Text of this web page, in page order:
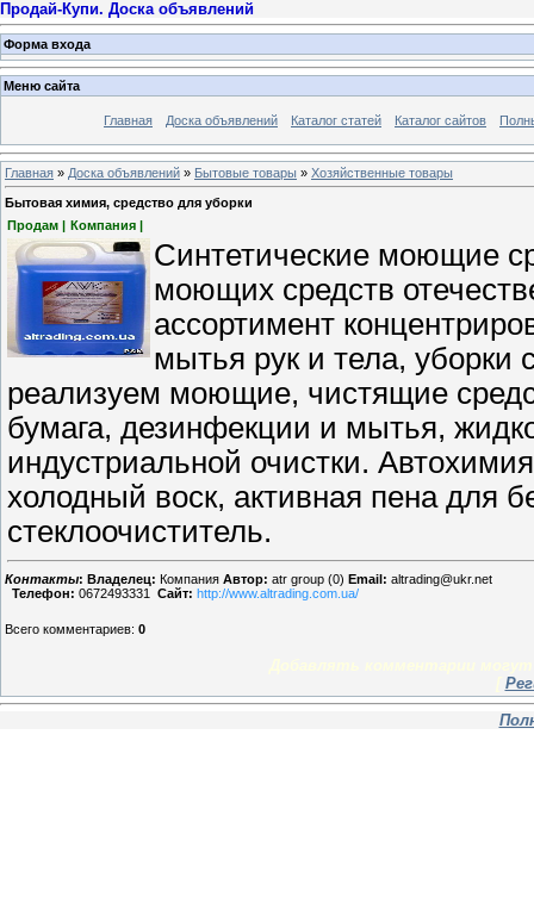
Продай-Купи. Доска объявлений
Форма входа
Меню сайта
Главная Доска объявлений Каталог статей Каталог сайтов
Главная » Доска объявлений » Бытовые товары » Хозяйственные товары
Бытовая химия, средство для уборки
Продам | Компания |
Синтетические моющие
моющих средств
ассортимент
мытья рук и тела,
реализуем моющие, чистящие
бумага, дезинфекции и мытья,
индустриальной очистки.
холодный воск, активная пена для
стеклоочиститель.
Контакты: Владелец: Компания Автор: atr group (0) Email: altrading@ukr.net
Телефон: 0672493331 Сайт: http://www.altrading.com.ua/
Всего комментариев: 0